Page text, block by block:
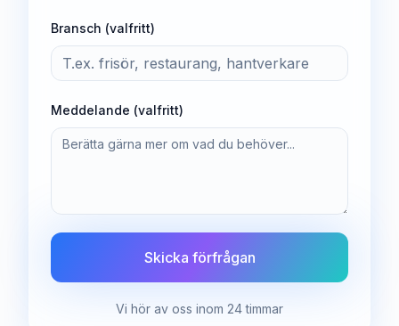
Bransch (valfritt)
Meddelande (valfritt)
Skicka förfrågan
Vi hör av oss inom 24 timmar